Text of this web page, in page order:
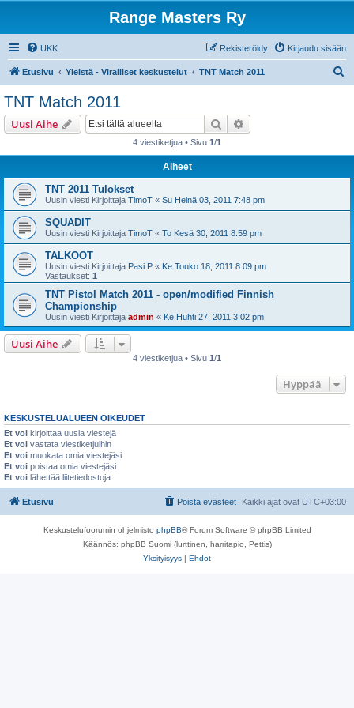
Range Masters Ry
UKK Kirjaudu sisään
Rekisteröidy
Etusivu Yleistä - Viralliset keskustelut TNT Match 2011
TNT Match 2011
Uusi Aihe Etsi
4 viestiketjua • Sivu 1/1
Aiheet
TNT 2011 Tulokset
Uusin viesti Kirjoittaja TimoT « Su Heinä 03, 2011 7:48 pm
SQUADIT
Uusin viesti Kirjoittaja TimoT « To Kesä 30, 2011 8:59 pm
TALKOOT
Uusin viesti Kirjoittaja Pasi P « Ke Touko 18, 2011 8:09 pm
Vastaukset: 1
TNT Pistol Match 2011 - open/modified Finnish
Championship
Uusin viesti Kirjoittaja admin « Ke Huhti 27, 2011 3:02 pm
Uusi Aihe
4 viestiketjua • Sivu 1/1
Hyppää
KESKUSTELUALUEEN OIKEUDET
Et voi kirjoittaa uusia viestejä
Et voi vastata viestiketjuihin
Et voi muokata omia viestejäsi
Et voi poistaa omia viestejäsi
Et voi lähettää liitetiedostoja
Etusivu Kaikki ajat ovat UTC+03:00
Poista evästeet
Keskustelufoorumin ohjelmisto phpBB® Forum Software © phpBB Limited
Käännös: phpBB Suomi (lurttinen, harritapio, Pettis)
Yksityisyys | Ehdot